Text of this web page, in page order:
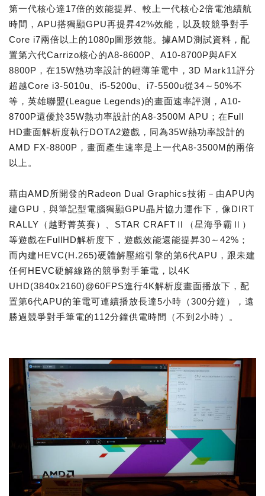
第一代核心達17倍的效能提昇、較上一代核心2倍電池續航
時間，APU搭獨顯GPU再提昇42%效能，以及較競爭對手
Core i7兩倍以上的1080p圖形效能。據AMD測試資料，配
置第六代Carrizo核心的A8-8600P、A10-8700P與AFX
8800P，在15W熱功率設計的輕薄筆電中，3D Mark11評分
超越Core i3-5010u、i5-5200u、i7-5500u從34～50%不
等，英雄聯盟(League Legends)的畫面速率評測，A10-
8700P還優於35W熱功率設計的A8-3500M APU；在Full
HD畫面解析度執行DOTA2遊戲，同為35W熱功率設計的
AMD FX-8800P，畫面產生速率是上一代A8-3500M的兩倍
以上。
藉由AMD所開發的Radeon Dual Graphics技術－由APU內
建GPU，與筆記型電腦獨顯GPU晶片協力運作下，像DIRT
RALLY（越野菁英賽）、STAR CRAFTⅡ（星海爭霸Ⅱ）
等遊戲在FullHD解析度下，遊戲效能還能提昇30～42%；
而內建HEVC(H.265)硬體解壓縮引擎的第6代APU，跟未建
任何HEVC硬解線路的競爭對手筆電，以4K
UHD(3840x2160)@60FPS進行4K解析度畫面播放下，配
置第6代APU的筆電可連續播放長達5小時（300分鐘），遠
勝過競爭對手筆電的112分鐘供電時間（不到2小時）。